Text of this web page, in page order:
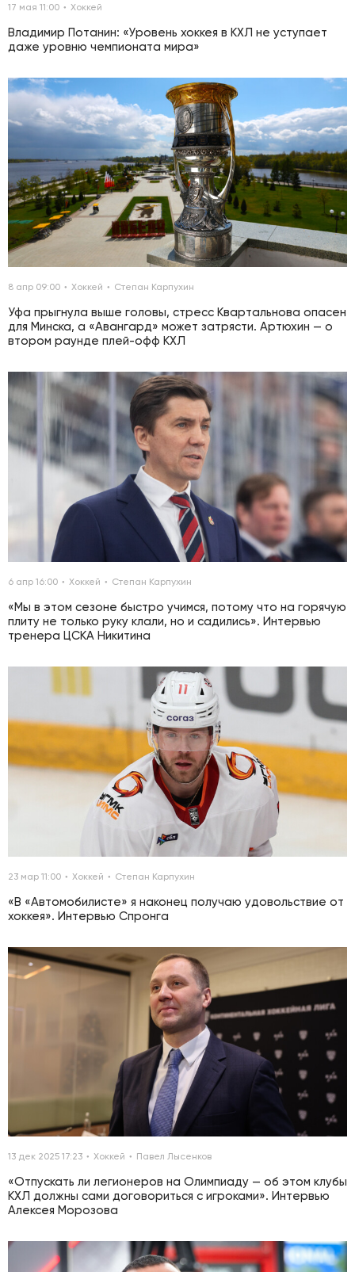
17 мая 11:00 Хоккей
Владимир Потанин: «Уровень хоккея в КХЛ не уступает
даже уровню чемпионата мира»
8 апр 09:00 Хоккей Степан Карпухин
Уфа прыгнула выше головы, стресс Квартальнова опасен
для Минска, а «Авангард» может затрясти. Артюхин — о
втором раунде плей-офф КХЛ
6 апр 16:00 Хоккей Степан Карпухин
«Мы в этом сезоне быстро учимся, потому что на горячую
плиту не только руку клали, но и садились». Интервью
тренера ЦСКА Никитина
23 мар 11:00 Хоккей Степан Карпухин
«В «Автомобилисте» я наконец получаю удовольствие от
хоккея». Интервью Спронга
13 дек 2025 17:23 Хоккей Павел Лысенков
«Отпускать ли легионеров на Олимпиаду — об этом клубы
КХЛ должны сами договориться с игроками». Интервью
Алексея Морозова